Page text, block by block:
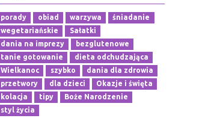
porady obiad warzywa
śniadanie
wegetariańskie
Sałatki
dania na imprezy
bezglutenowe
tanie gotowanie
dieta odchudzająca
Wielkanoc
szybko
dania dla zdrowia
przetwory
dla dzieci
Okazje i święta
kolacja
tipy
Boże Narodzenie
styl życia